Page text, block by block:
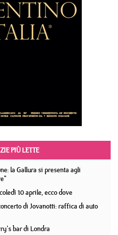
PIÙ LETTE
la Gallura si presenta agli
10 aprile, ecco dove
di Jovanotti: raffica di auto
bar di Londra